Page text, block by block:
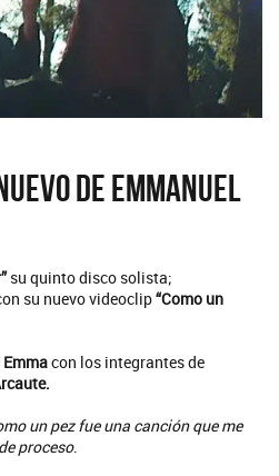
de Emmanuel
su quinto disco solista;
su nuevo videoclip“Como un
Emmacon los integrantes de
un pez fue una canción que me
proceso.